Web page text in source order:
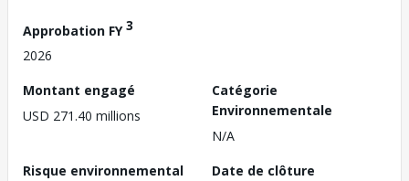
Approbation FY3
2026
Montant engagé
USD 271.40 millions
Catégorie
Environnementale
N/A
Risque environnemental
Date de clôture